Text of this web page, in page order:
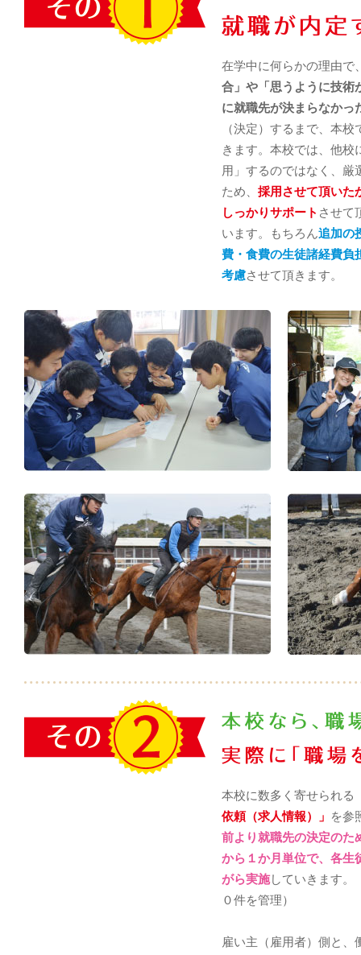
在学中に何らかの理由で
合」や「思うように技術
に就職先が決まらなかっ
（決定）するまで、本
きます。本校では、他校
用」するのではなく、厳
ため、 採用させて頂いた
しっかりサポート させて
います。もちろん追加の
費・食費の生徒諸経費負
考慮させて頂きます。
本校に数多く寄せられる
依頼（求人情報）」 を参
前より就職先の決定のた
から１か月単位で、各生
がら実施していきます。
０件を管理）
雇い主（雇用者）側と、